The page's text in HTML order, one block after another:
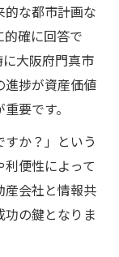
的な都市計画な
的確に回答で
大阪府門真市
進捗が資産価値
要です。
すか？」という
便性によって
産会社と情報共
の鍵となりま